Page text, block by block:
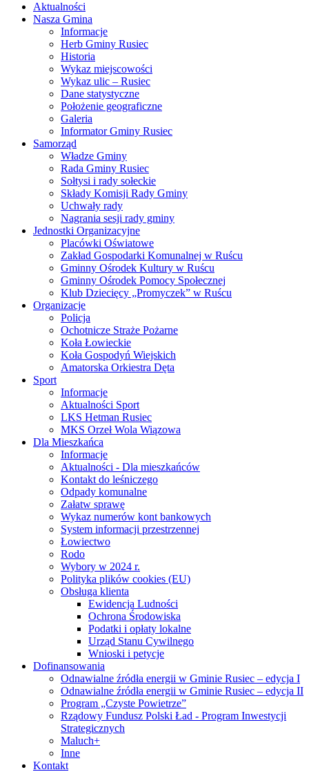
Aktualności
Nasza Gmina
Informacje
Herb Gminy Rusiec
Historia
Wykaz miejscowości
Wykaz ulic – Rusiec
Dane statystyczne
Położenie geograficzne
Galeria
Informator Gminy Rusiec
Samorząd
Władze Gminy
Rada Gminy Rusiec
Sołtysi i rady sołeckie
Składy Komisji Rady Gminy
Uchwały rady
Nagrania sesji rady gminy
Jednostki Organizacyjne
Placówki Oświatowe
Zakład Gospodarki Komunalnej w Ruścu
Gminny Ośrodek Kultury w Ruścu
Gminny Ośrodek Pomocy Społecznej
Klub Dziecięcy „Promyczek” w Ruścu
Organizacje
Policja
Ochotnicze Straże Pożarne
Koła Łowieckie
Koła Gospodyń Wiejskich
Amatorska Orkiestra Dęta
Sport
Informacje
Aktualności Sport
LKS Hetman Rusiec
MKS Orzeł Wola Wiązowa
Dla Mieszkańca
Informacje
Aktualności - Dla mieszkańców
Kontakt do leśniczego
Odpady komunalne
Załatw sprawę
Wykaz numerów kont bankowych
System informacji przestrzennej
Łowiectwo
Rodo
Wybory w 2024 r.
Polityka plików cookies (EU)
Obsługa klienta
Ewidencja Ludności
Ochrona Środowiska
Podatki i opłaty lokalne
Urząd Stanu Cywilnego
Wnioski i petycje
Dofinansowania
Odnawialne źródła energii w Gminie Rusiec – edycja I
Odnawialne źródła energii w Gminie Rusiec – edycja II
Program „Czyste Powietrze”
Rządowy Fundusz Polski Ład - Program Inwestycji
Strategicznych
Maluch+
Inne
Kontakt